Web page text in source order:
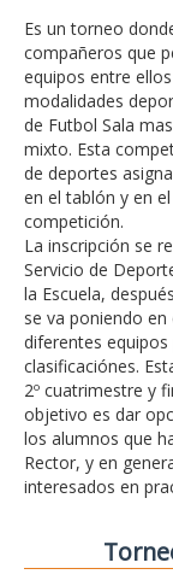
Es un torneo
compañeros que
equipos entre
modalidades
de Futbol Sala
mixto. Esta
de deportes
en el tablón y en
competición.
La inscripción se
Servicio de
la Escuela,
se va poniendo
diferentes
clasificaciónes.
2º cuatrimestre y
objetivo es dar
los alumnos que
Rector, y en
interesados en